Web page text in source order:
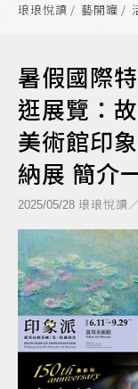
琅琅悅讀 藝開罐
暑假國際
逛展覽：
美術館印
納展 簡介
2025/05/28 琅琅悅讀